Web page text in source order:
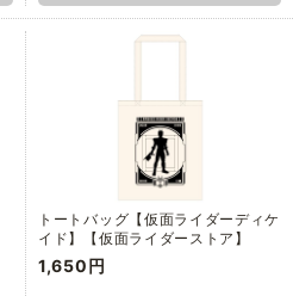
トートバッグ【仮面ライダーディケ
イド】【仮面ライダーストア】
1,650円